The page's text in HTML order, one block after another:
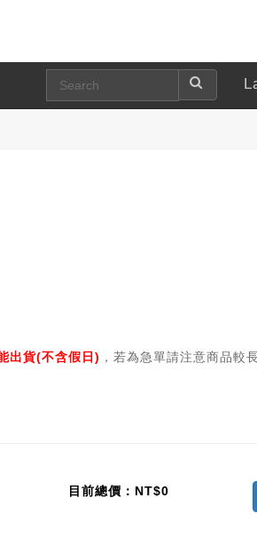
出貨(不含假日) ，若為急單請注意商品較
目前總價：NT$0